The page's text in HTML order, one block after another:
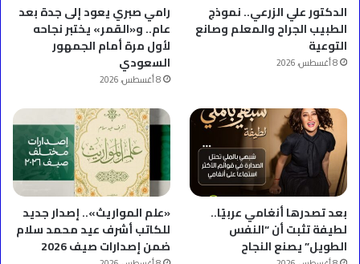
الدكتور علي الزرعي.. نموذج
الطبيب الجراح والمعلم وصانع
التوعية
8 أغسطس، 2026
رامي صبري يعود إلى جدة بعد
عام.. و«القمر» يختبر نجاحه
لأول مرة أمام الجمهور
السعودي
8 أغسطس، 2026
بعد تصدرها أنغامي عربيًا..
لطيفة تثبت أن “النفس
الطويل” يصنع النجاح
«علم المواريث».. إصدار جديد
للكاتب أشرف عيد محمد سلام
ضمن إصدارات صيف 2026